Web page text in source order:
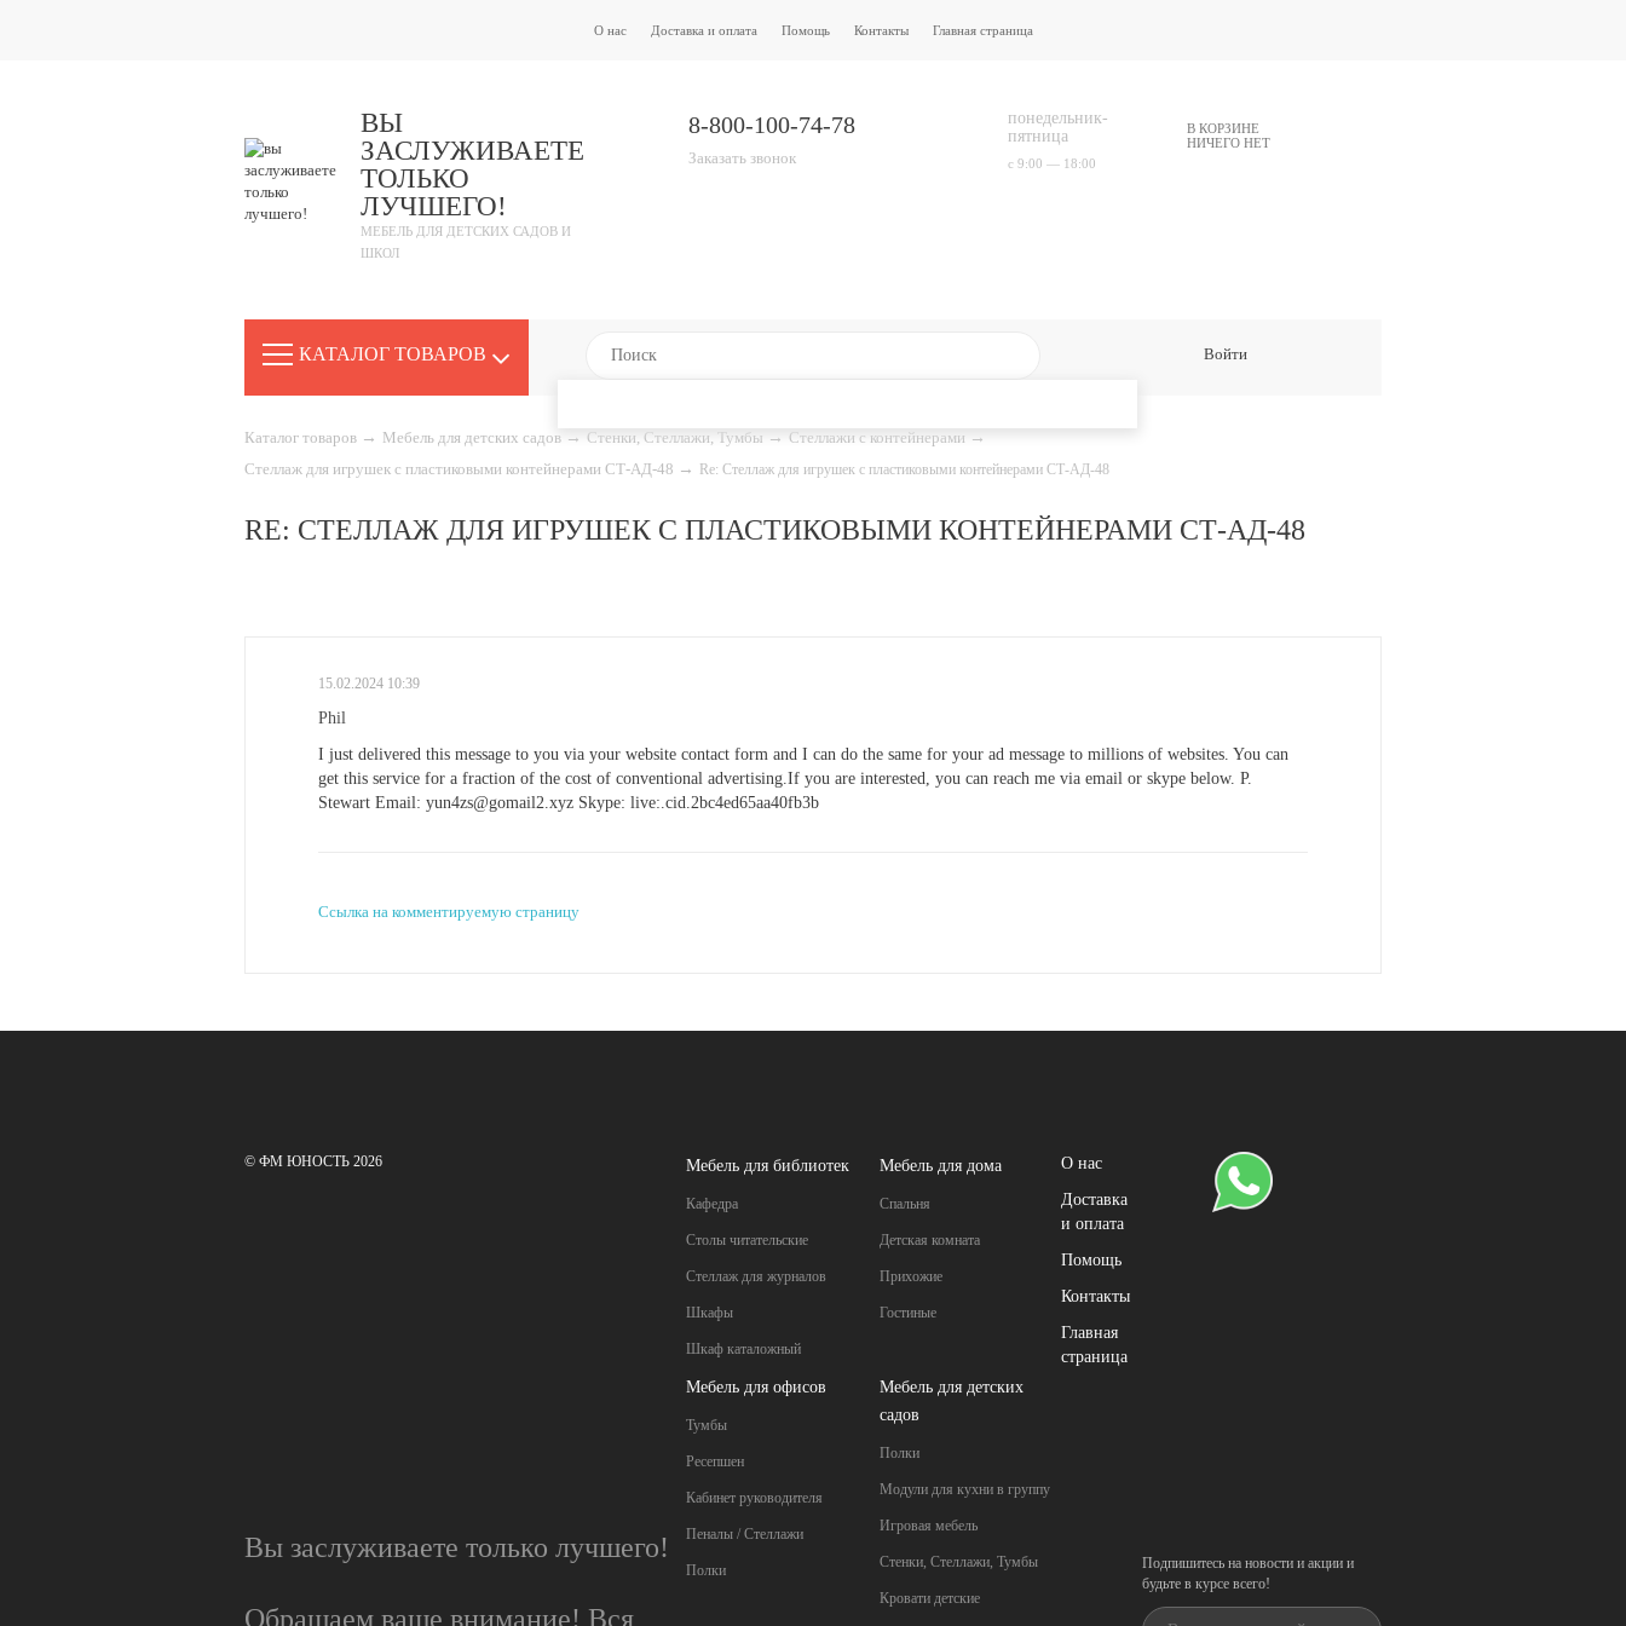
О нас Доставка и оплата Помощь Контакты Главная страница
ВЫ
ЗАСЛУЖИВАЕТЕ
ТОЛЬКО
ЛУЧШЕГО!
МЕБЕЛЬ ДЛЯ ДЕТСКИХ САДОВ И
ШКОЛ
8-800-100-74-78
Заказать звонок
понедельник-
пятница
с 9:00 — 18:00
В КОРЗИНЕ
НИЧЕГО НЕТ
КАТАЛОГ ТОВАРОВ Войти
Каталог товаров → Мебель для детских садов → Стенки, Стеллажи, Тумбы → Стеллажи с контейнерами →
Стеллаж для игрушек с пластиковыми контейнерами СТ-АД-48 → Re: Стеллаж для игрушек с пластиковыми контейнерами СТ-АД-48
RE: СТЕЛЛАЖ ДЛЯ ИГРУШЕК С ПЛАСТИКОВЫМИ КОНТЕЙНЕРАМИ СТ-АД-48
15.02.2024 10:39
Phil
I just delivered this message to you via your website contact form and I can do the same for your ad message to millions of websites. You can
get this service for a fraction of the cost of conventional advertising.If you are interested, you can reach me via email or skype below. P.
Stewart Email: yun4zs@gomail2.xyz Skype: live:.cid.2bc4ed65aa40fb3b
Ссылка на комментируемую страницу
© ФМ ЮНОСТЬ 2026
Вы заслуживаете только лучшего!
Обращаем ваше внимание! Вся
Мебель для библиотек
Кафедра
Столы читательские
Стеллаж для журналов
Шкафы
Шкаф каталожный
Мебель для дома
Спальня
Детская комната
Прихожие
Гостиные
Мебель для офисов
Тумбы
Ресепшен
Кабинет руководителя
Пеналы / Стеллажи
Полки
Мебель для детских
садов
Полки
Модули для кухни в группу
Игровая мебель
Стенки, Стеллажи, Тумбы
Кровати детские
О нас
Доставка
и оплата
Помощь
Контакты
Главная
страница
Подпишитесь на новости и акции и
будьте в курсе всего!